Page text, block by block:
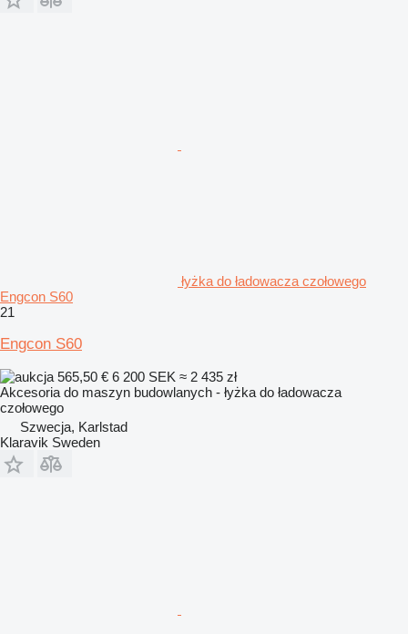
łyżka do ładowacza czołowego
Engcon S60
21
Engcon S60
565,50 € 6 200 SEK ≈ 2 435 zł
Akcesoria do maszyn budowlanych - łyżka do ładowacza
czołowego
Szwecja, Karlstad
Klaravik Sweden